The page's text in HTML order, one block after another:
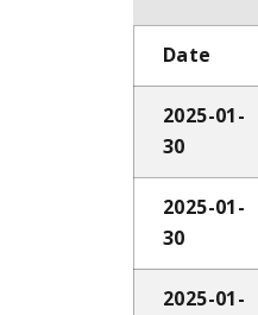
Date
2025-01-
30
2025-01-
30
2025-01-